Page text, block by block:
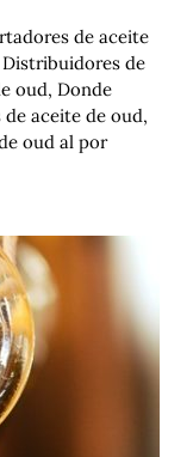
de aceite
de
oud, Donde
aceite de oud,
oud al por